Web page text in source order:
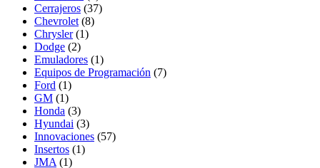
Cerrajeros (37)
Chevrolet (8)
Chrysler (1)
Dodge (2)
Emuladores (1)
Equipos de Programación (7)
Ford (1)
GM (1)
Honda (3)
Hyundai (3)
Innovaciones (57)
Insertos (1)
JMA (1)